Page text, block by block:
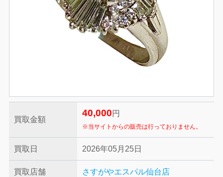
買取金額
40,000 円
※当サイトからの販売は行っておりません。
買取日 2026年05月25日
買取店舗 さすがやエスパル仙台店